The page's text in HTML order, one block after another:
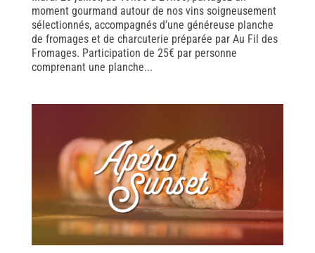
moment gourmand autour de nos vins soigneusement
sélectionnés, accompagnés d’une généreuse planche
de fromages et de charcuterie préparée par Au Fil des
Fromages. Participation de 25€ par personne
comprenant une planche...